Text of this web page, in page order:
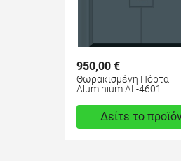
950,00 €
Θωρακισμένη Πόρτα
Aluminium AL-4601
Δείτε το